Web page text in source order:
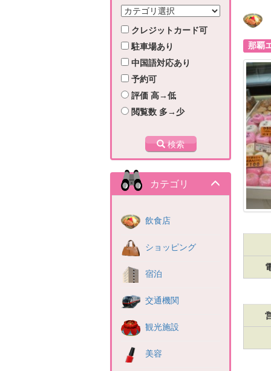
クレジットカード可
駐車場あり
中国語対応あり
予約可
評価 高→低
閲覧数 多→少
検索
カテゴリ
飲食店
ショッピング
宿泊
交通機関
観光施設
美容
那覇